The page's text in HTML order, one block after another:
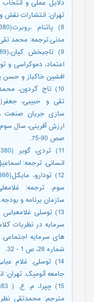
دلایل عملی و
تهران: انتشارات نقش و
مدنی.ترجمه: محمد تقی
اعتماد، دموکراسی و
افشین خاکباز و حسن
10) تاج گردون،
سازی جریان صنعت و
ارزش آفرینی، سال
صص 90-75.
انسانی. ترجمه:
سوم. ترجمه:
سازمان برنامه و بودجه.
سرمایه در نظریات
های سرمایه اجتماعی.
شماره 26، ص 1 - 32.
جامعه آنومیک. تهران:
مترجم: محمدتقی